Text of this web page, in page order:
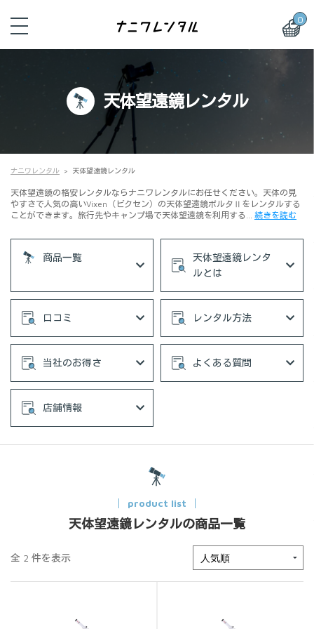
0
天体望遠鏡レンタル
ナニワレンタル 天体望遠鏡レンタル
天体望遠鏡の格安レンタルならナニワレンタルにお任せください。天体の見
やすさで人気の高いVixen（ビクセン）の天体望遠鏡ポルタⅡをレンタルする
ことができます。旅行先やキャンプ場で天体望遠鏡を利用する… 続きを読む
商品一覧
天体望遠鏡レンタ
ルとは
口コミ レンタル方法
当社のお得さ よくある質問
店舗情報
product list
天体望遠鏡レンタルの商品一覧
全 2 件を表示